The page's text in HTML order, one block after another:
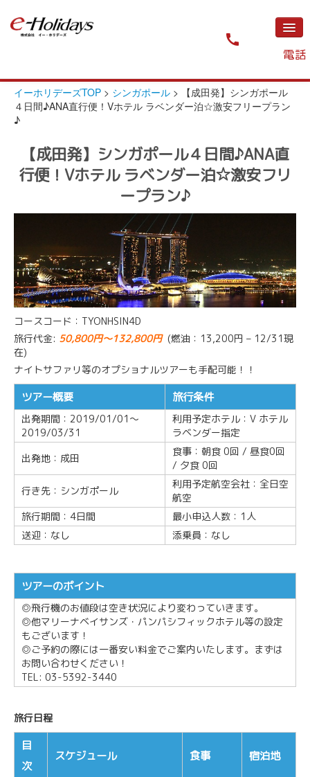
call
電話
TOP
プライベートジェット
予約から出発までの流れ
イーホリデーズTOP > シンガポール >
【成田発】シンガポール
４日間♪ANA直行便！Vホテル ラベンダー泊☆激安フリープラン
♪
【成田発】シンガポール４日間♪ANA直
行便！Vホテル ラベンダー泊☆激安フリ
ープラン♪
コースコード：TYONHSIN4D
旅行代金: 50,800円～132,800円 (燃油：13,200円 – 12/31現
在)
ナイトサファリ等のオプショナルツアーも手配可能！！
ツアー概要 旅行条件
出発期間：2019/01/01～
2019/03/31
利用予定ホテル：V ホテル
ラベンダー指定
出発地：成田
食事：朝食 0回 / 昼食0回
/ 夕食 0回
行き先：シンガポール
利用予定航空会社：全日空
航空
旅行期間：4日間
最小申込人数：1人
送迎：なし
添乗員：なし
ツアーのポイント
◎飛行機のお値段は空き状況により変わっていきます。
◎他マリーナベイサンズ・パンパシフィックホテル等の設定
もございます！
◎ご予約の際には一番安い料金でご案内いたします。まずは
お問い合わせください！
TEL: 03-5392-3440
旅行日程
目
次
スケジュール 食事 宿泊地